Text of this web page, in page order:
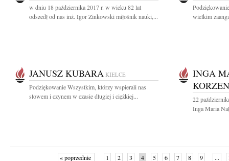
w dniu 18 października 2017 r. w wieku 82 lat
odszedł od nas inż. Igor Zinkowski miłośnik nauki,...
wielkim
JANUSZ KUBARA KIELCE
Podziękowanie Wszystkim, którzy wspierali nas
słowem i czynem w czasie długiej i ciężkiej...
INGA
22
Inga Maria
« poprzednie 1 2 3 4 5 6 7 8 9 ...